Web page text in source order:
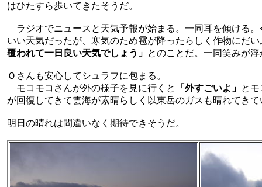
はひたすら歩いてきたそうだ。
ラジオでニュースと天気予報が始まる。一同耳を傾ける
いい天気だったが、寒気のため雹が降ったらしく作物にだ
覆われて一日良い天気でしょう」 とのことだ。一同笑みが浮
Ｏさんも安心してシュラフに包まる。
モコモコさんが外の様子を見に行くと
「外すごいよ」 と
が回復してきて雲海が素晴らしく以東岳のガスも晴れてき
明日の晴れは間違いなく期待できそうだ。